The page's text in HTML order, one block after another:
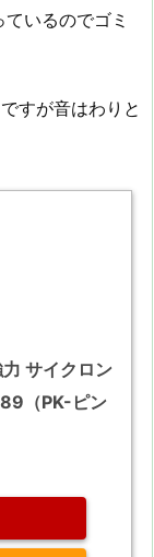
いるのでゴミ
すが音はわりと
サイクロン
（PK-ピン